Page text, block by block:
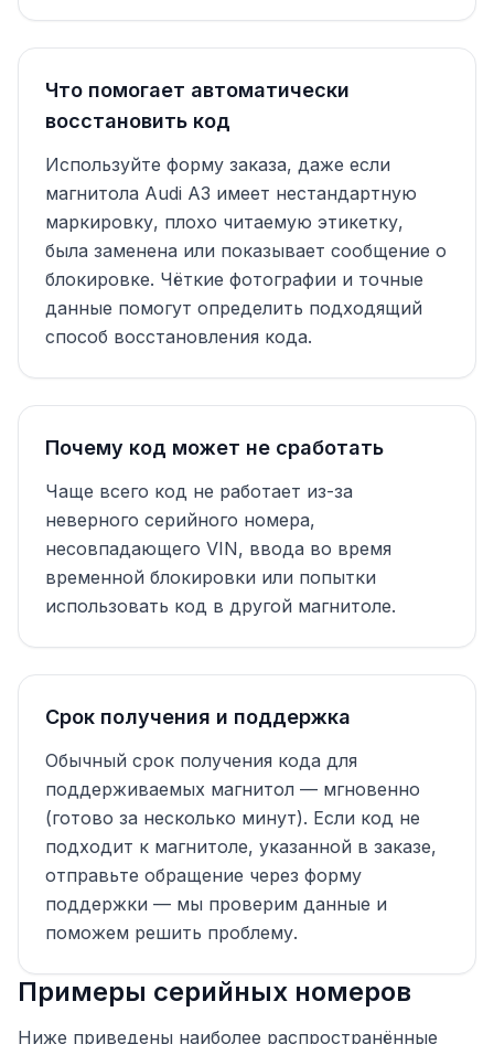
Что помогает автоматически
восстановить код
Используйте форму заказа, даже если
магнитола Audi A3 имеет нестандартную
маркировку, плохо читаемую этикетку,
была заменена или показывает сообщение о
блокировке. Чёткие фотографии и точные
данные помогут определить подходящий
способ восстановления кода.
Почему код может не сработать
Чаще всего код не работает из-за
неверного серийного номера,
несовпадающего VIN, ввода во время
временной блокировки или попытки
использовать код в другой магнитоле.
Срок получения и поддержка
Обычный срок получения кода для
поддерживаемых магнитол — мгновенно
(готово за несколько минут). Если код не
подходит к магнитоле, указанной в заказе,
отправьте обращение через форму
поддержки — мы проверим данные и
поможем решить проблему.
Примеры серийных номеров
Ниже приведены наиболее распространённые